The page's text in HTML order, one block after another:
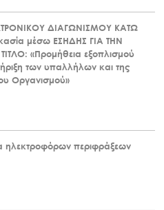
ΔΙΑΓΩΝΙΣΜΟΥ ΚΑΤΩ
μέσω ΕΣΗΔΗΣ ΓΙΑ ΤΗΝ
«Προμήθεια εξοπλισμού
των υπαλλήλων και της
Οργανισμού»
περιφράξεων